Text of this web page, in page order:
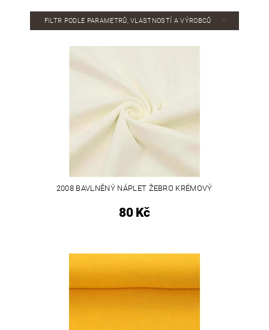
FILTR PODLE PARAMETRŮ, VLASTNOSTÍ A VÝROBCŮ
2008 BAVLNĚNÝ NÁPLET ŽEBRO KRÉMOVÝ
80 Kč